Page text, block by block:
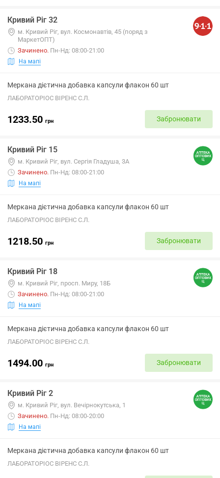
Кривий Ріг 32
м. Кривий Ріг, вул. Космонавтів, 45 (поряд з
МаркетОПТ)
Зачинено. Пн-Нд: 08:00-21:00
На мапі
Меркана дієтична добавка капсули флакон 60 шт
ЛАБОРАТОРІОС ВІРЕНС С.Л.
1233.50 грн Забронювати
Кривий Ріг 15
м. Кривий Ріг, вул. Сергія Гладуша, 3А
Зачинено. Пн-Нд: 08:00-21:00
На мапі
Меркана дієтична добавка капсули флакон 60 шт
ЛАБОРАТОРІОС ВІРЕНС С.Л.
1218.50 грн Забронювати
Кривий Ріг 18
м. Кривий Ріг, просп. Миру, 18Б
Зачинено. Пн-Нд: 08:00-21:00
На мапі
Меркана дієтична добавка капсули флакон 60 шт
ЛАБОРАТОРІОС ВІРЕНС С.Л.
1494.00 грн Забронювати
Кривий Ріг 2
м. Кривий Ріг, вул. Вечірнокутська, 1
Зачинено. Пн-Нд: 08:00-20:00
На мапі
Меркана дієтична добавка капсули флакон 60 шт
ЛАБОРАТОРІОС ВІРЕНС С.Л.